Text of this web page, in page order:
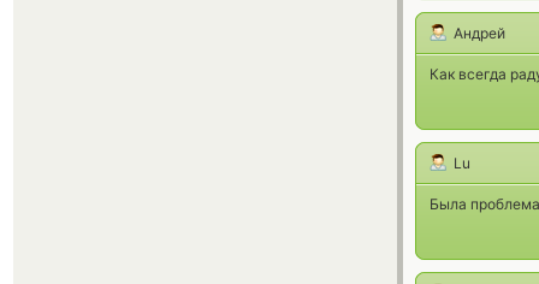
Андрей
Как всегда
Lu
Была